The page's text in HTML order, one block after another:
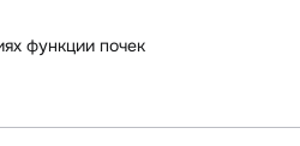
функции почек